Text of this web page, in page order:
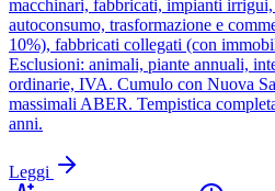
macchinari, fabbricati, impianti
autoconsumo, trasformazione e
10%), fabbricati collegati (con
Esclusioni: animali, piante annuali,
ordinarie, IVA. Cumulo con Nuova
massimali ABER. Tempistica
anni.
Leggi